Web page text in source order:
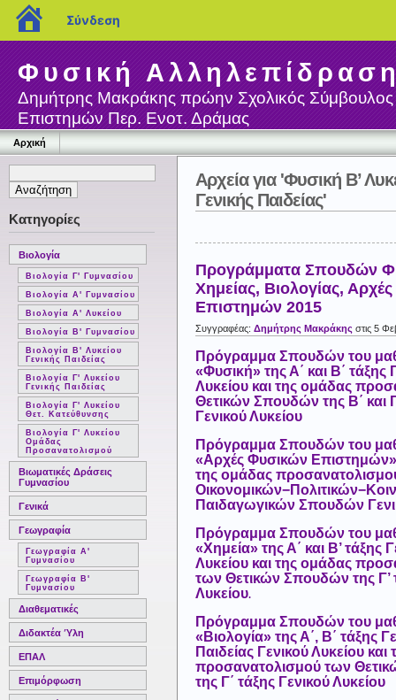
Φυσική
Δημήτρης Μακράκης πρώην Σχολικός
Επιστημών Περ. Ενοτ. Δράμας
Αρχική
Κατηγορίες
Βιολογία
Βιολογία Γ' Γυμνασίου
Βιολογία Α' Γυμνασίου
Βιολογία Α' Λυκείου
Βιολογία Β' Γυμνασίου
Βιολογία Β' Λυκείου
Γενικής Παιδείας
Βιολογία Γ' Λυκείου
Γενικής Παιδείας
Βιολογία Γ' Λυκείου
Θετ. Κατεύθυνσης
Βιολογία Γ' Λυκείου
Ομάδας
Προσανατολισμού
Βιωματικές Δράσεις
Γυμνασίου
Γενικά
Γεωγραφία
Γεωγραφία Α'
Γυμνασίου
Γεωγραφία Β'
Γυμνασίου
Διαθεματικές
Διδακτέα Ύλη
ΕΠΑΛ
Επιμόρφωση
Αρχεία για 'Φυσική Β’
Γενικής Παιδείας'
Προγράμματα Σπουδών
Χημείας, Βιολογίας,
Επιστημών 2015
Συγγραφέας: Δημήτρης Μακράκης στις 5
Πρόγραμμα Σπουδών του
«Φυσική» της Α΄ και Β΄ τάξης
Λυκείου και της ομάδας
Θετικών Σπουδών της Β΄ και
Γενικού Λυκείου
Πρόγραμμα Σπουδών του
«Αρχές Φυσικών Επιστημών»
της ομάδας
Παιδαγωγικών Σπουδών
Πρόγραμμα Σπουδών του
«Χημεία» της Α΄ και Β’ τάξης
Λυκείου και της ομάδας
των Θετικών Σπουδών της Γ’
Λυκείου.
Πρόγραμμα Σπουδών του
«Βιολογία» της Α΄, Β΄ τάξης
Παιδείας Γενικού Λυκείου
προσανατολισμού των
της Γ΄ τάξης Γενικού Λυκείου
blogs.sch.gr
Σύνδεση